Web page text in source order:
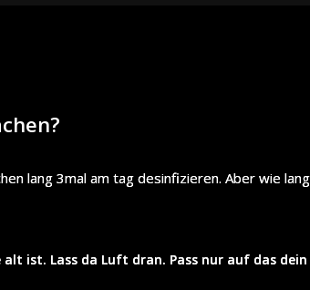
lang 3mal am tag desinfizieren. Aber wie
ist. Lass da Luft dran. Pass nur auf das